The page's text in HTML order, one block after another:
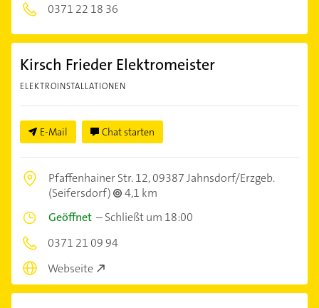
0371 22 18 36
Kirsch Frieder Elektromeister
ELEKTROINSTALLATIONEN
E-Mail Chat starten
Pfaffenhainer Str. 12,09387 Jahnsdorf/Erzgeb.
(Seifersdorf)
4,1 km
Geöffnet –Schließt um 18:00
0371 21 09 94
Webseite